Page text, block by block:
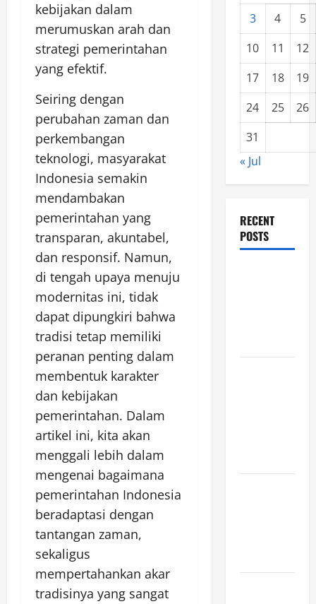
kebijakan dalam
merumuskan arah dan
strategi pemerintahan
yang efektif.
Seiring dengan
perubahan zaman dan
perkembangan
teknologi, masyarakat
Indonesia semakin
mendambakan
pemerintahan yang
transparan, akuntabel,
dan responsif. Namun,
di tengah upaya menuju
modernitas ini, tidak
dapat dipungkiri bahwa
tradisi tetap memiliki
peranan penting dalam
membentuk karakter
dan kebijakan
pemerintahan. Dalam
artikel ini, kita akan
menggali lebih dalam
mengenai bagaimana
pemerintahan Indonesia
beradaptasi dengan
tantangan zaman,
sekaligus
mempertahankan akar
tradisinya yang sangat
3 4
5
10
11
12
17
18
19
24
25
26
31
« Jul
RECENT
POSTS